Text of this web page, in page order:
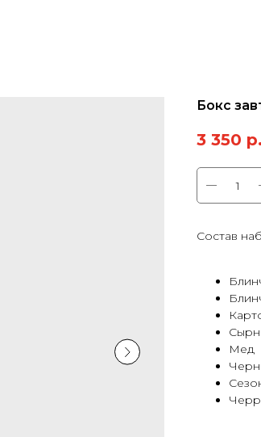
Бокс
3 350 р.
Состав
Мед